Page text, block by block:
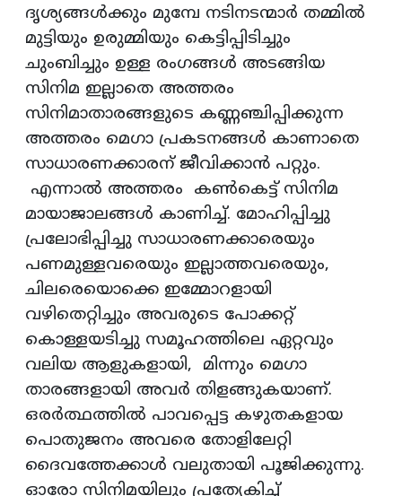
ദൃശ്യങ്ങൾക്കും മുമ്പേ നടിനടന്മാർ തമ്മിൽ
മുട്ടിയും ഉരുമ്മിയും കെട്ടിപ്പിടിച്ചും
ചുംബിച്ചും ഉള്ള രംഗങ്ങൾ അടങ്ങിയ
സിനിമ ഇല്ലാതെ അത്തരം
സിനിമാതാരങ്ങളുടെ കണ്ണഞ്ചിപ്പിക്കുന്ന
അത്തരം മെഗാ പ്രകടനങ്ങൾ കാണാതെ
സാധാരണക്കാരന് ജീവിക്കാൻ പറ്റും.
എന്നാൽ അത്തരം കൺകെട്ട് സിനിമ
മായാജാലങ്ങൾ കാണിച്ച്. മോഹിപ്പിച്ചു
പ്രലോഭിപ്പിച്ചു സാധാരണക്കാരെയും
പണമുള്ളവരെയും ഇല്ലാത്തവരെയും,
ചിലരെയൊക്കെ ഇമ്മോറളായി
വഴിതെറ്റിച്ചും അവരുടെ പോക്കറ്റ്
കൊള്ളയടിച്ചു സമൂഹത്തിലെ ഏറ്റവും
വലിയ ആളുകളായി, മിന്നും മെഗാ
താരങ്ങളായി അവർ തിളങ്ങുകയാണ്.
ഒരർത്ഥത്തിൽ പാവപ്പെട്ട കഴുതകളായ
പൊതുജനം അവരെ തോളിലേറ്റി
ദൈവത്തേക്കാൾ വലുതായി പൂജിക്കുന്നു.
ഓരോ സിനിമയിലും പ്രത്യേകിച്ച്